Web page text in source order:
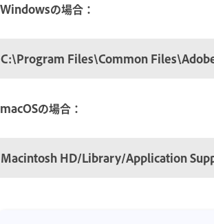
Windowsの場合：
C:\Program Files\Common
macOSの場合：
Macintosh HD/Library/Application